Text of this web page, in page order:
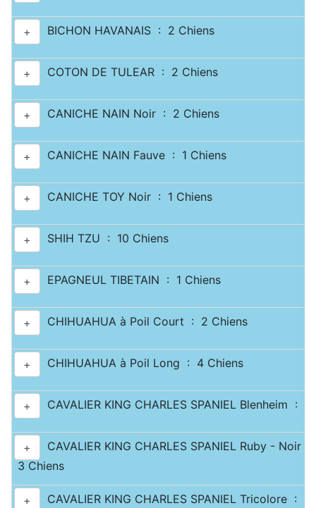
+ BICHON HAVANAIS : 2 Chiens
+ COTON DE TULEAR : 2 Chiens
+ CANICHE NAIN Noir : 2 Chiens
+ CANICHE NAIN Fauve : 1 Chiens
+ CANICHE TOY Noir : 1 Chiens
+ SHIH TZU : 10 Chiens
+ EPAGNEUL TIBETAIN : 1 Chiens
+ CHIHUAHUA à Poil Court : 2 Chiens
+ CHIHUAHUA à Poil Long : 4 Chiens
+ CAVALIER KING CHARLES SPANIEL Blenheim : 2
+
CAVALIER KING CHARLES SPANIEL Ruby - Noir
3 Chiens
+ CAVALIER KING CHARLES SPANIEL Tricolore : 2